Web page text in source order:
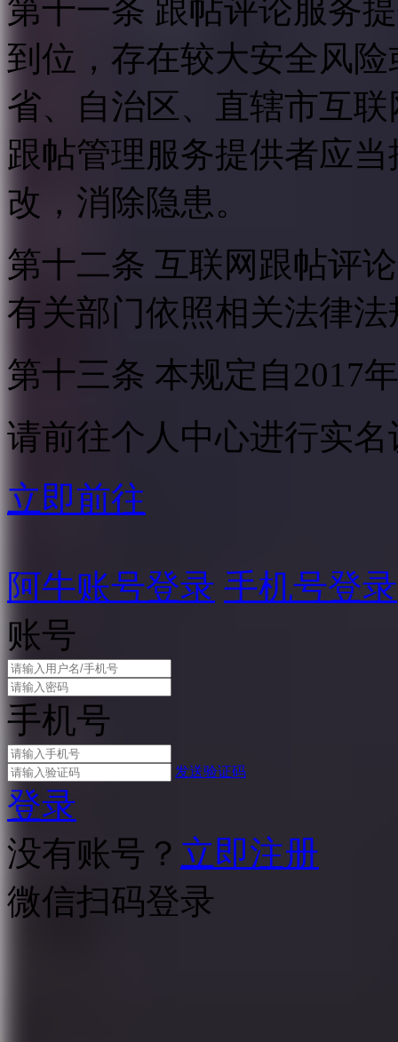
第十一条 跟帖评论服务
到位，存在较大安全风
省、自治区、直辖市互
跟帖管理服务提供者应
改，消除隐患。
第十二条 互联网跟帖评
有关部门依照相关法律
第十三条 本规定自2017
请前往个人中心进行实名
立即前往
阿牛账号登录 手机号登录
账号
手机号
发送验证码
登录
没有账号？ 立即注册
微信扫码登录